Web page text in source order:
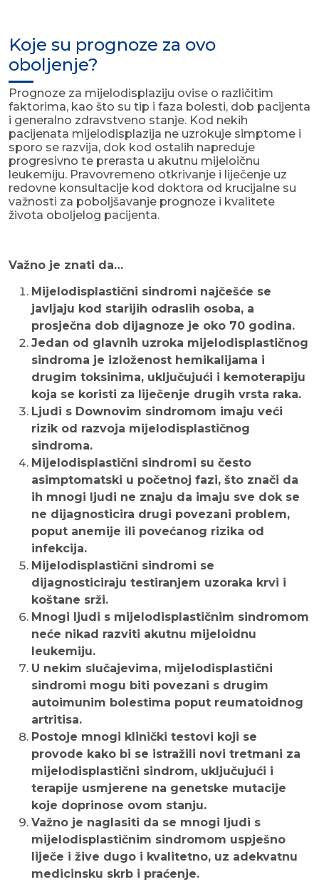
Koje su prognoze za ovo
oboljenje?
Prognoze za mijelodisplaziju ovise o različitim
faktorima, kao što su tip i faza bolesti, dob pacijenta
i generalno zdravstveno stanje. Kod nekih
pacijenata mijelodisplazija ne uzrokuje simptome i
sporo se razvija, dok kod ostalih napreduje
progresivno te prerasta u akutnu mijeloičnu
leukemiju. Pravovremeno otkrivanje i liječenje uz
redovne konsultacije kod doktora od krucijalne su
važnosti za poboljšavanje prognoze i kvalitete
života oboljelog pacijenta.
Važno je znati da…
Mijelodisplastični sindromi najčešće se
javljaju kod starijih odraslih osoba, a
prosječna dob dijagnoze je oko 70 godina.
Jedan od glavnih uzroka mijelodisplastičnog
sindroma je izloženost hemikalijama i
drugim toksinima, uključujući i kemoterapiju
koja se koristi za liječenje drugih vrsta raka.
Ljudi s Downovim sindromom imaju veći
rizik od razvoja mijelodisplastičnog
sindroma.
Mijelodisplastični sindromi su često
asimptomatski u početnoj fazi, što znači da
ih mnogi ljudi ne znaju da imaju sve dok se
ne dijagnosticira drugi povezani problem,
poput anemije ili povećanog rizika od
infekcija.
Mijelodisplastični sindromi se
dijagnosticiraju testiranjem uzoraka krvi i
koštane srži.
Mnogi ljudi s mijelodisplastičnim sindromom
neće nikad razviti akutnu mijeloidnu
leukemiju.
U nekim slučajevima, mijelodisplastični
sindromi mogu biti povezani s drugim
autoimunim bolestima poput reumatoidnog
artritisa.
Postoje mnogi klinički testovi koji se
provode kako bi se istražili novi tretmani za
mijelodisplastični sindrom, uključujući i
terapije usmjerene na genetske mutacije
koje doprinose ovom stanju.
Važno je naglasiti da se mnogi ljudi s
mijelodisplastičnim sindromom uspješno
liječe i žive dugo i kvalitetno, uz adekvatnu
medicinsku skrb i praćenje.